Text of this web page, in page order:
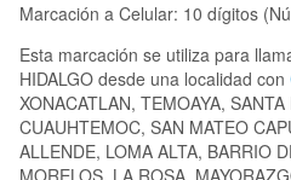
Marcación a Celular: 10 dígitos
Esta marcación se utiliza para
HIDALGO desde una localidad con
XONACATLAN, TEMOAYA,
CUAUHTEMOC, SAN MATEO
ALLENDE, LOMA ALTA, BARRIO